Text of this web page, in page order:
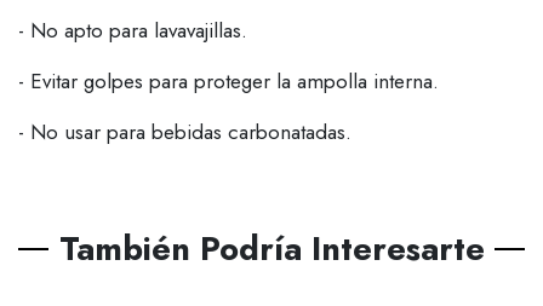
- No apto para lavavajillas.
- Evitar golpes para proteger la ampolla interna.
- No usar para bebidas carbonatadas.
También Podría Interesarte